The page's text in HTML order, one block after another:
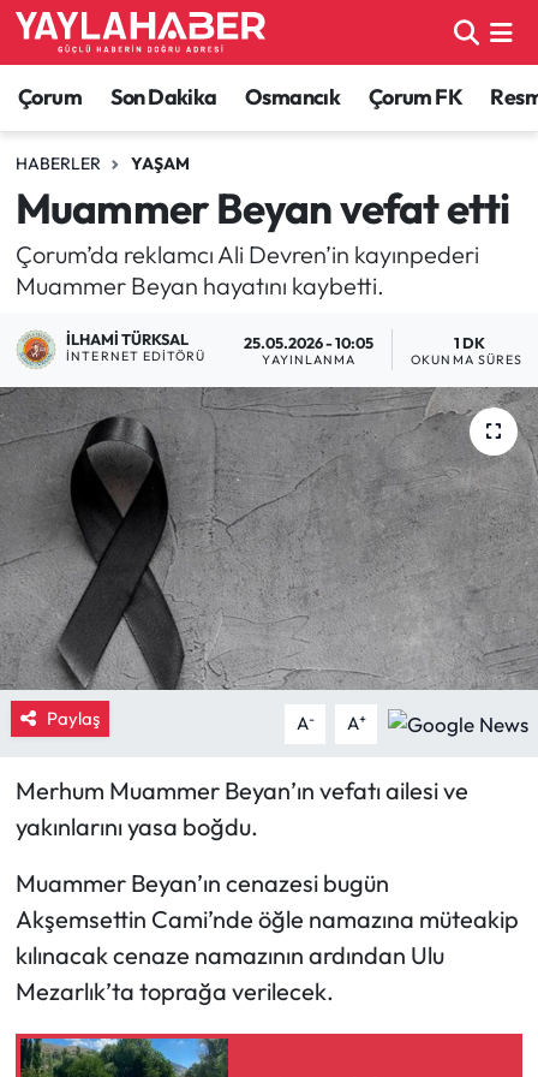
Çorum Son Dakika Osmancık Çorum FK
HABERLER YAŞAM
Muammer Beyan vefat etti
Çorum’da reklamcı Ali Devren’in kayınpederi
Muammer Beyan hayatını kaybetti.
İLHAMI TÜRKSAL
İNTERNET EDITÖRÜ
25.05.2026 - 10:05
YAYINLANMA
1 DK
OKUNMA SÜRESI
Paylaş A- A+
Merhum Muammer Beyan’ın vefatı ailesi ve
yakınlarını yasa boğdu.
Muammer Beyan’ın cenazesi bugün
Akşemsettin Cami’nde öğle namazına müteakip
kılınacak cenaze namazının ardından Ulu
Mezarlık’ta toprağa verilecek.
Alaca Haberleri
Bayat Haberleri
Bilgi - Keşfet Haberleri
Bilim ve Teknoloji
Boğazkale Haberleri
Çorum Haberleri
Çorum Son Dakika Haberleri
Dodurga Haberleri
Eğitim
Ekonomi
Güncel
Kargı Haberleri
Kimdir?
Kültür Sanat
Laçin Haberleri
Magazin
Çorum Nöbetçi Eczaneler
Çorum Hava Durumu
Çorum Namaz Vakitleri
Çorum Trafik Yoğunluk Haritası
TFF 1.Lig Puan Durumu ve Fikstür
Tüm Manşetler
Son Dakika Haberleri
Haber Arşivi